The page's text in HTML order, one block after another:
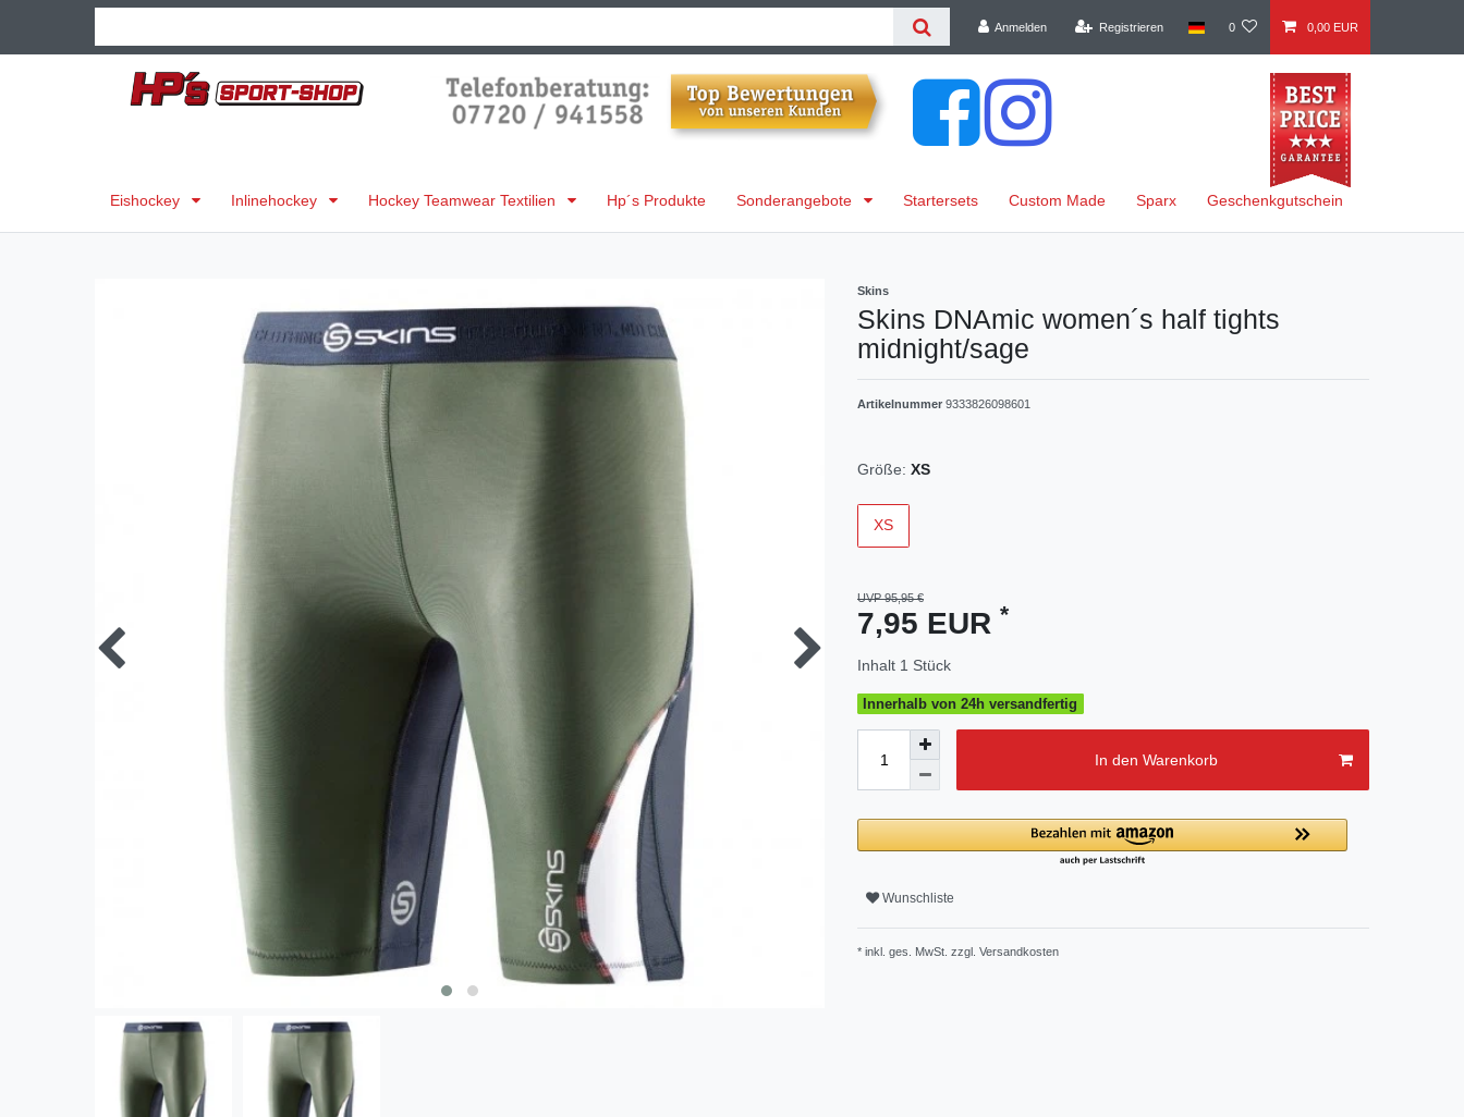
Anmelden Registrieren 0 0,00 EUR
Eishockey Inlinehockey Hockey Teamwear Textilien Hp´s Produkte Sonderangebote Startersets Custom Made Sparx Geschenkgutschein
Skins
Skins DNAmic women´s half tights
midnight/sage
Artikelnummer 9333826098601
Größe: XS
XS
UVP 95,95 €
7,95 EUR *
Inhalt 1 Stück
Innerhalb von 24h versandfertig
In den Warenkorb
Wunschliste
* inkl. ges. MwSt. zzgl. Versandkosten